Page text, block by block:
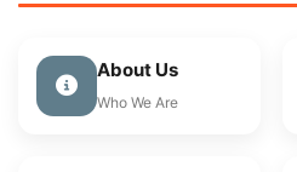
About Us
Who We Are